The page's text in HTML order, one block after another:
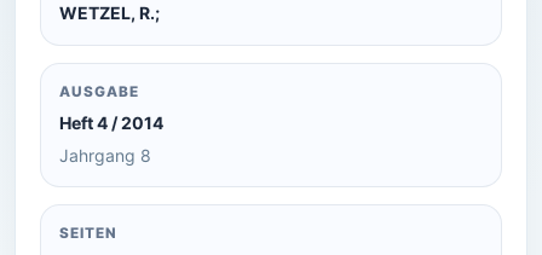
WETZEL, R.;
AUSGABE
Heft 4 / 2014
Jahrgang 8
SEITEN